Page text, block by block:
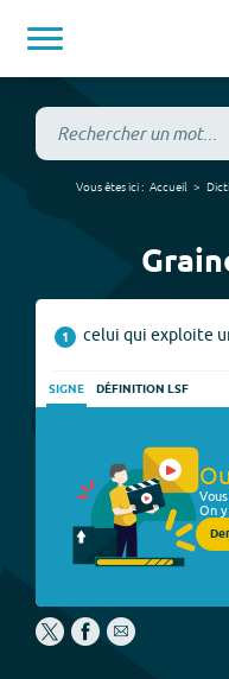
Vous êtes ici : Accueil
1 celui qui exploite
SIGNE DÉFINITION LSF
On